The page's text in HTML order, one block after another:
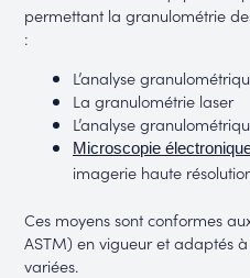
permettant la granulométrie
:
L’analyse
La granulométrie laser
L’analyse
Microscopie
imagerie haute
Ces moyens sont conformes
ASTM) en vigueur et adaptés
variées.